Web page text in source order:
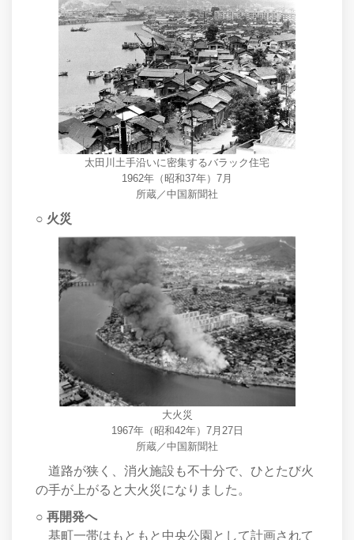
太田川土手沿いに密集するバラック住宅
1962年（昭和37年）7月
所蔵／中国新聞社
○ 火災
大火災
1967年（昭和42年）7月27日
所蔵／中国新聞社
道路が狭く、消火施設も不十分で、ひとたび火
の手が上がると大火災になりました。
○ 再開発へ
基町一帯はもともと中央公園として計画されて